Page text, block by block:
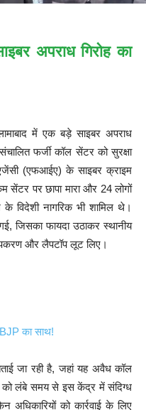
अपराध गिरोह का
में एक बड़े साइबर अपराध
फर्जी कॉल सेंटर को सुरक्षा
(एफआईए) के साइबर क्राइम
सेंटर पर छापा मारा और 24 लोगों
विदेशी नागरिक भी शामिल थे।
जिसका फायदा उठाकर स्थानीय
और लैपटॉप लूट लिए।
का साथ!
जा रही है, जहां यह अवैध कॉल
को लंबे समय से इस केंद्र में संदिग्ध
अधिकारियों को कार्रवाई के लिए